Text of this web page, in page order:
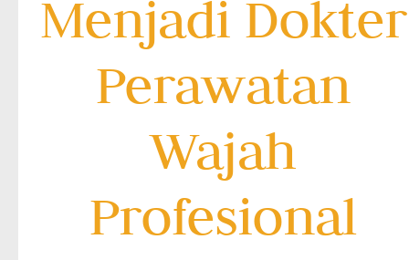
Menjadi Dokter
Perawatan
Wajah
Profesional